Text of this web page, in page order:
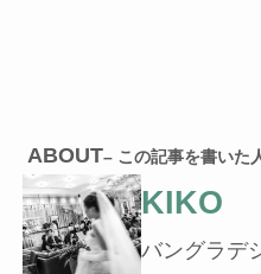
ABOUT– この記事を書いた
KIKO
バングラデ